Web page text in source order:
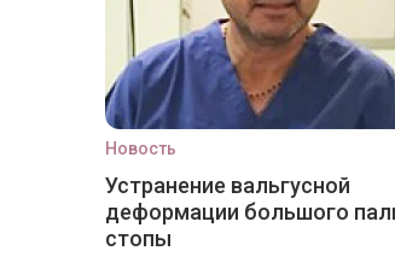
Новость
Устранение вальгусной
деформации большого
стопы